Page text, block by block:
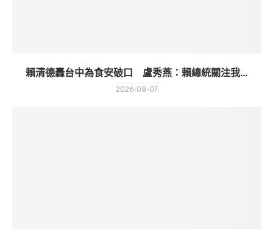
賴清德轟台中為食安破口 盧秀燕：賴總統關注我...
2026-08-07